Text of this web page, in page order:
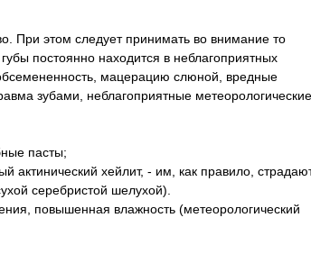
При этом следует принимать во внимание то
постоянно находится в неблагоприятных
мацерацию слюной, вредные
зубами, неблагоприятные метеорологические
пасты;
актинический хейлит, - им, как правило,
серебристой шелухой).
повышенная влажность (метеорологический